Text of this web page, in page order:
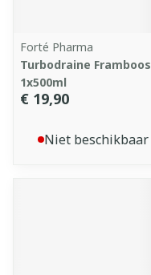
Forté Pharma
Turbodraine Framboos
1x500ml
€ 19,90
Niet beschikbaar